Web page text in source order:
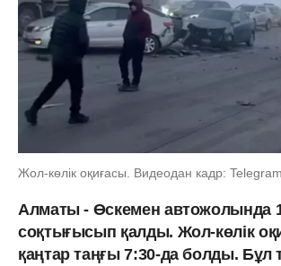
Жол-көлік оқиғасы. Видеодан кадр:
Алматы - Өскемен автожолында
соқтығысып қалды. Жол-көлік
қаңтар таңғы 7:30-да болды. Бұл